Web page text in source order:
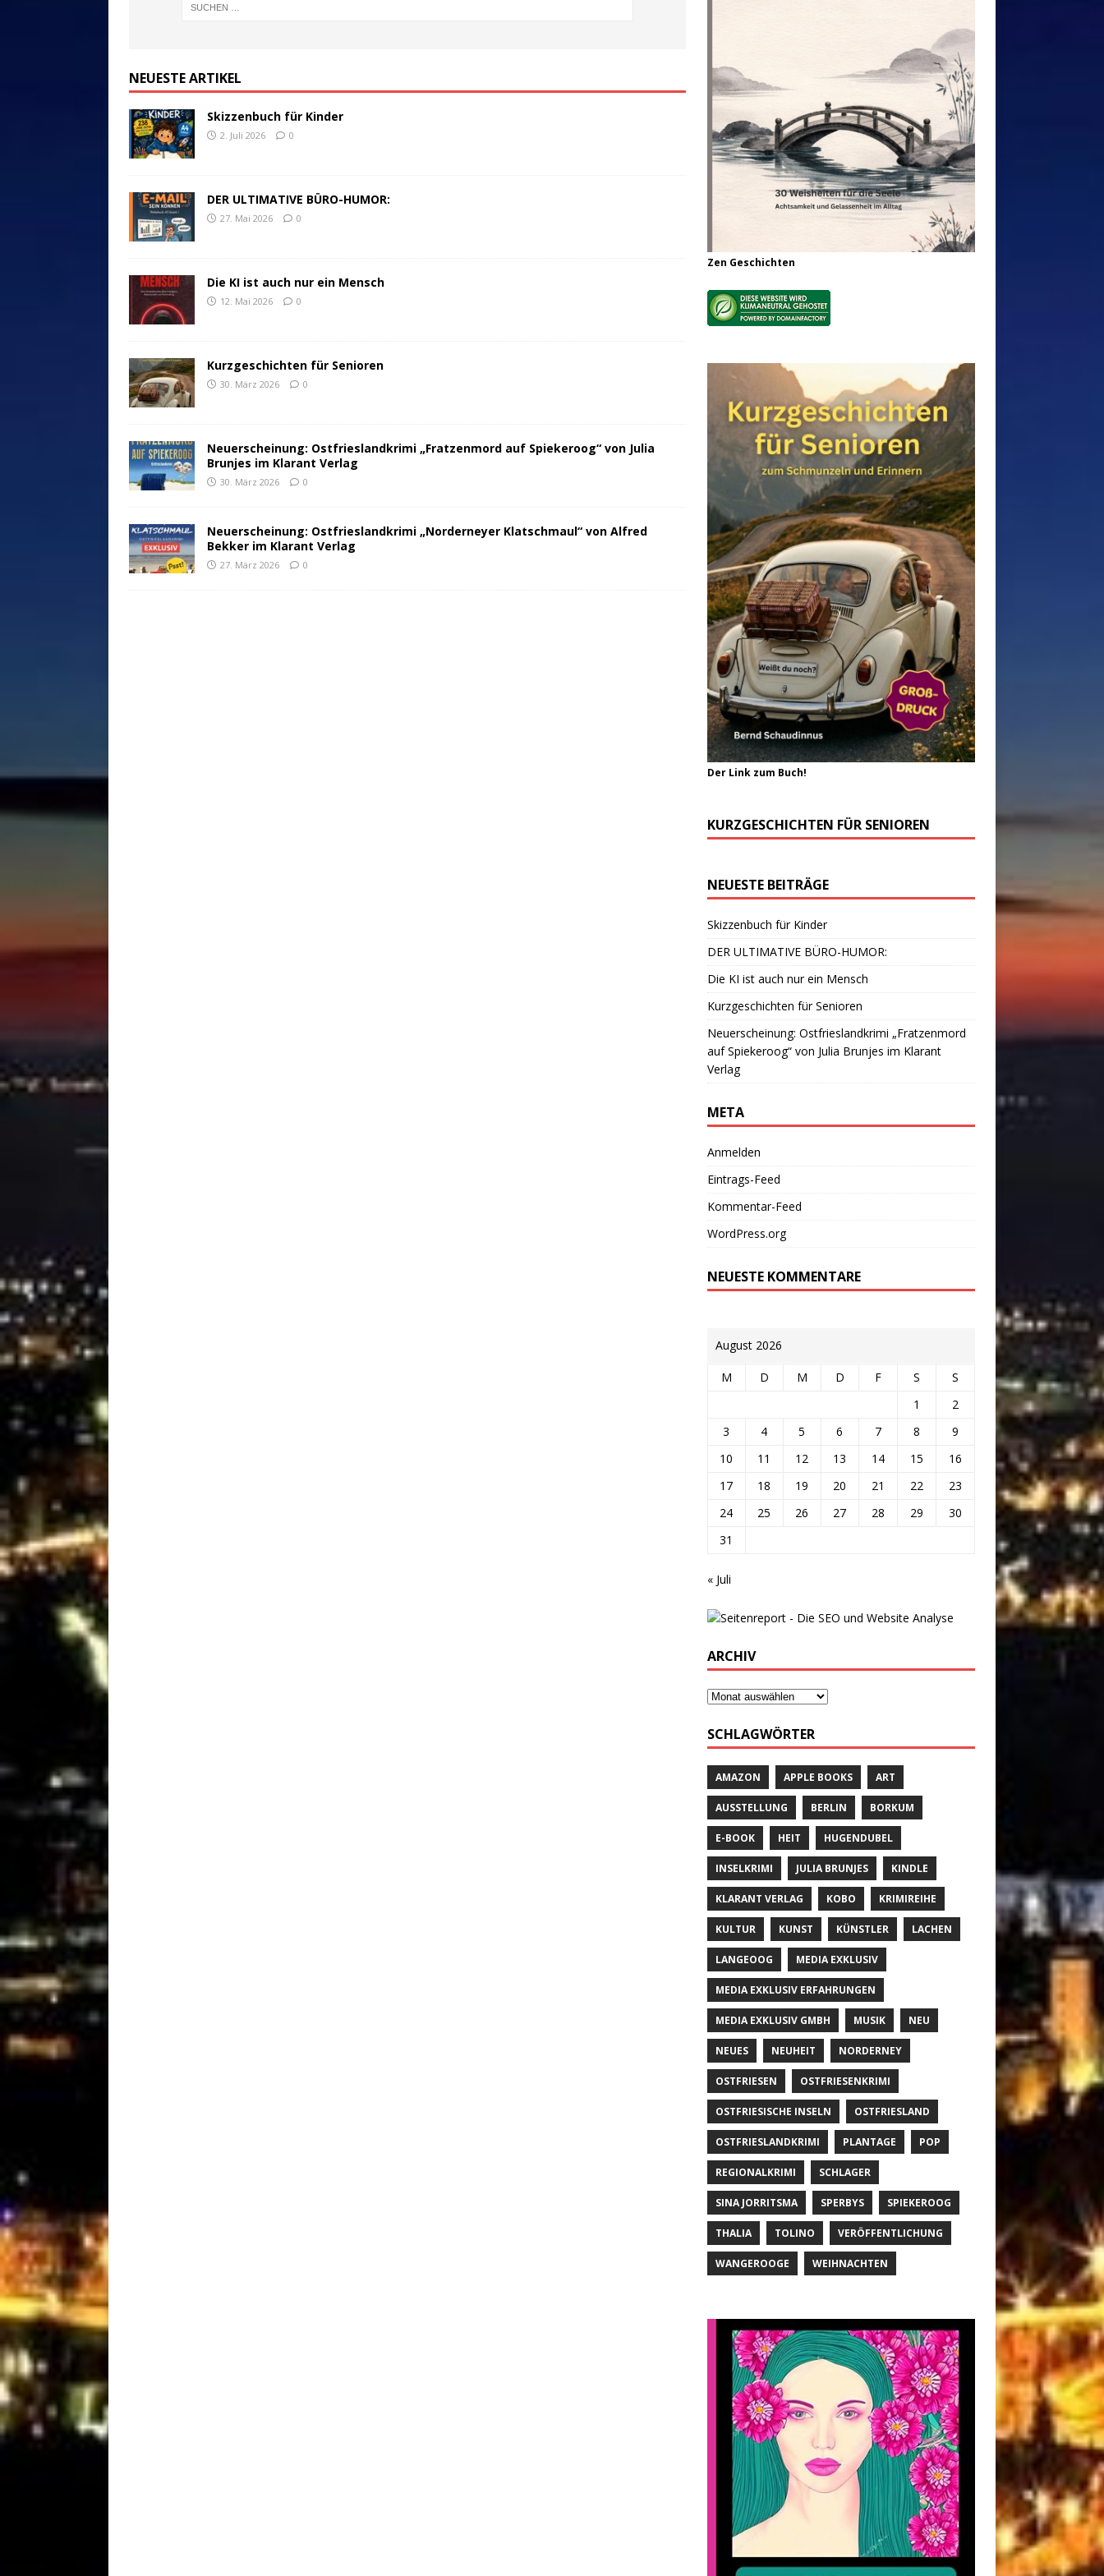
NEUESTE ARTIKEL
Skizzenbuch für Kinder
2. Juli 2026 0
DER ULTIMATIVE BÜRO-HUMOR:
27. Mai 2026 0
Die KI ist auch nur ein Mensch
12. Mai 2026 0
Kurzgeschichten für Senioren
30. März 2026 0
Neuerscheinung: Ostfrieslandkrimi „Fratzenmord auf Spiekeroog“ von Julia
Brunjes im Klarant Verlag
30. März 2026 0
Neuerscheinung: Ostfrieslandkrimi „Norderneyer Klatschmaul“ von Alfred
Bekker im Klarant Verlag
27. März 2026 0
Zen Geschichten
Der Link zum Buch!
KURZGESCHICHTEN FÜR SENIOREN
NEUESTE BEITRÄGE
Skizzenbuch für Kinder
DER ULTIMATIVE BÜRO-HUMOR:
Die KI ist auch nur ein Mensch
Kurzgeschichten für Senioren
Neuerscheinung: Ostfrieslandkrimi „Fratzenmord
auf Spiekeroog“ von Julia Brunjes im Klarant
Verlag
META
Anmelden
Eintrags-Feed
Kommentar-Feed
WordPress.org
NEUESTE KOMMENTARE
August 2026
M D M D F S
S
1
2
3
4 5 6 7 8
9
10
11 12 13 14 15
16
17
18 19 20 21 22
23
24
25 26 27 28 29
30
31
« Juli
ARCHIV
SCHLAGWÖRTER
AMAZON APPLE BOOKS ART
AUSSTELLUNG BERLIN BORKUM
E-BOOK HEIT HUGENDUBEL
INSELKRIMI JULIA BRUNJES KINDLE
KLARANT VERLAG KOBO KRIMIREIHE
KULTUR KUNST KÜNSTLER LACHEN
LANGEOOG MEDIA EXKLUSIV
MEDIA EXKLUSIV ERFAHRUNGEN
MEDIA EXKLUSIV GMBH MUSIK NEU
NEUES NEUHEIT NORDERNEY
OSTFRIESEN OSTFRIESENKRIMI
OSTFRIESISCHE INSELN OSTFRIESLAND
OSTFRIESLANDKRIMI PLANTAGE POP
REGIONALKRIMI SCHLAGER
SINA JORRITSMA SPERBYS SPIEKEROOG
THALIA TOLINO VERÖFFENTLICHUNG
WANGEROOGE WEIHNACHTEN